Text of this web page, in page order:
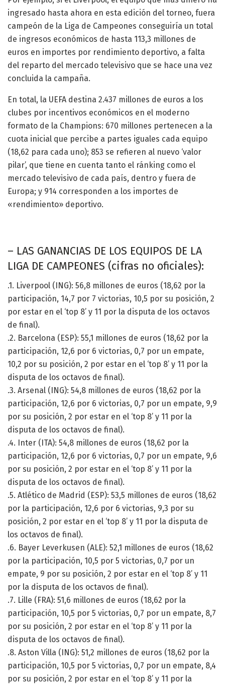
ingresado hasta ahora en esta edición del torneo, fuera
campeón de la Liga de Campeones conseguiría un total
de ingresos económicos de hasta 113,3 millones de
euros en importes por rendimiento deportivo, a falta
del reparto del mercado televisivo que se hace una vez
concluida la campaña.
En total, la UEFA destina 2.437 millones de euros a los
clubes por incentivos económicos en el moderno
formato de la Champions: 670 millones pertenecen a la
cuota inicial que percibe a partes iguales cada equipo
(18,62 para cada uno); 853 se refieren al nuevo ‘valor
pilar’, que tiene en cuenta tanto el ránking como el
mercado televisivo de cada país, dentro y fuera de
Europa; y 914 corresponden a los importes de
«rendimiento» deportivo.
– LAS GANANCIAS DE LOS EQUIPOS DE LA
LIGA DE CAMPEONES (cifras no oficiales):
.1. Liverpool (ING): 56,8 millones de euros (18,62 por la
participación, 14,7 por 7 victorias, 10,5 por su posición, 2
por estar en el ‘top 8’ y 11 por la disputa de los octavos
de final).
.2. Barcelona (ESP): 55,1 millones de euros (18,62 por la
participación, 12,6 por 6 victorias, 0,7 por un empate,
10,2 por su posición, 2 por estar en el ‘top 8’ y 11 por la
disputa de los octavos de final).
.3. Arsenal (ING): 54,8 millones de euros (18,62 por la
participación, 12,6 por 6 victorias, 0,7 por un empate, 9,9
por su posición, 2 por estar en el ‘top 8’ y 11 por la
disputa de los octavos de final).
.4. Inter (ITA): 54,8 millones de euros (18,62 por la
participación, 12,6 por 6 victorias, 0,7 por un empate, 9,6
por su posición, 2 por estar en el ‘top 8’ y 11 por la
disputa de los octavos de final).
.5. Atlético de Madrid (ESP): 53,5 millones de euros (18,62
por la participación, 12,6 por 6 victorias, 9,3 por su
posición, 2 por estar en el ‘top 8’ y 11 por la disputa de
los octavos de final).
.6. Bayer Leverkusen (ALE): 52,1 millones de euros (18,62
por la participación, 10,5 por 5 victorias, 0,7 por un
empate, 9 por su posición, 2 por estar en el ‘top 8’ y 11
por la disputa de los octavos de final).
.7. Lille (FRA): 51,6 millones de euros (18,62 por la
participación, 10,5 por 5 victorias, 0,7 por un empate, 8,7
por su posición, 2 por estar en el ‘top 8’ y 11 por la
disputa de los octavos de final).
.8. Aston Villa (ING): 51,2 millones de euros (18,62 por la
participación, 10,5 por 5 victorias, 0,7 por un empate, 8,4
por su posición, 2 por estar en el ‘top 8’ y 11 por la